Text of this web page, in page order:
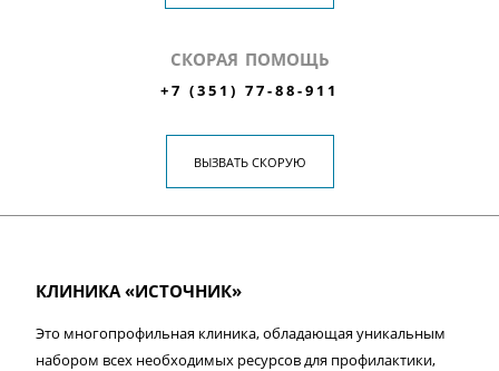
СКОРАЯ ПОМОЩЬ
+7 (351) 77-88-911
ВЫЗВАТЬ СКОРУЮ
КЛИНИКА «ИСТОЧНИК»
Это многопрофильная клиника, обладающая уникальным
набором всех необходимых ресурсов для профилактики,